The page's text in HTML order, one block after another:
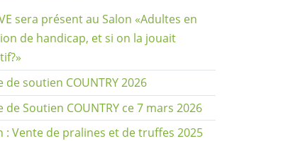
sera présent au Salon «Adultes en
de handicap, et si on la jouait
de soutien COUNTRY 2026
de Soutien COUNTRY ce 7 mars 2026
: Vente de pralines et de truffes 2025